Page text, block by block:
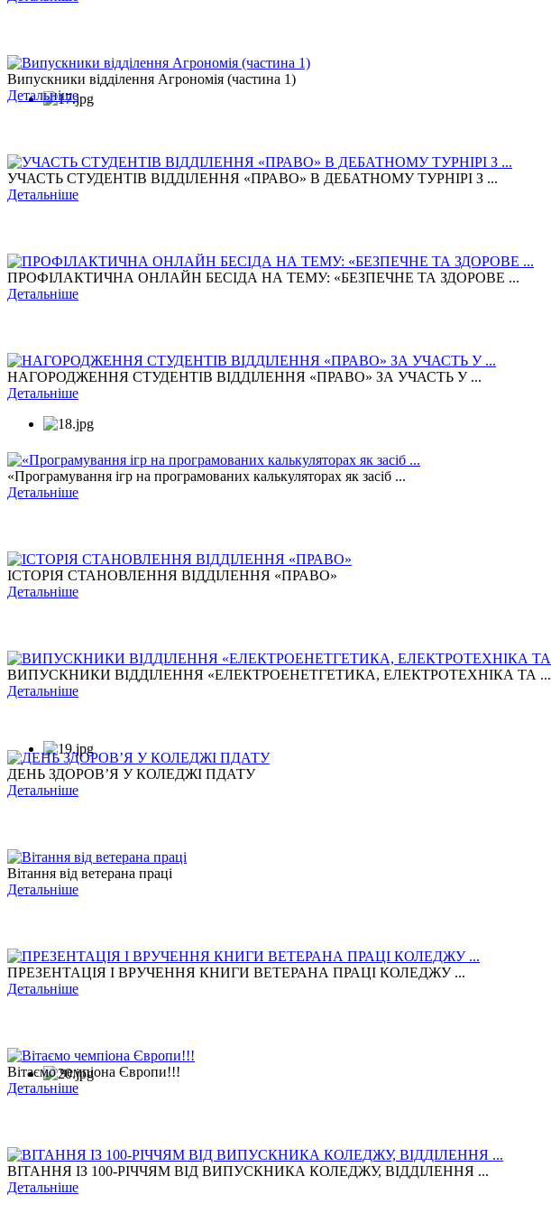
Випускники відділення Агрономія (частина 1)
Детальніше
УЧАСТЬ СТУДЕНТІВ ВІДДІЛЕННЯ «ПРАВО» В ДЕБАТНОМУ ТУРНІРІ З ...
Детальніше
ПРОФІЛАКТИЧНА ОНЛАЙН БЕСІДА НА ТЕМУ: «БЕЗПЕЧНЕ ТА ЗДОРОВЕ ...
Детальніше
НАГОРОДЖЕННЯ СТУДЕНТІВ ВІДДІЛЕННЯ «ПРАВО» ЗА УЧАСТЬ У ...
Детальніше
«Програмування ігр на програмованих калькуляторах як засіб ...
Детальніше
ІСТОРІЯ СТАНОВЛЕННЯ ВІДДІЛЕННЯ «ПРАВО»
Детальніше
ВИПУСКНИКИ ВІДДІЛЕННЯ «ЕЛЕКТРОЕНЕТГЕТИКА, ЕЛЕКТРОТЕХНІКА ТА ...
Детальніше
ДЕНЬ ЗДОРОВ’Я У КОЛЕДЖІ ПДАТУ
Детальніше
Вітання від ветерана праці
Детальніше
ПРЕЗЕНТАЦІЯ І ВРУЧЕННЯ КНИГИ ВЕТЕРАНА ПРАЦІ КОЛЕДЖУ ...
Детальніше
Вітаємо чемпіона Європи!!!
Детальніше
ВІТАННЯ ІЗ 100-РІЧЧЯМ ВІД ВИПУСКНИКА КОЛЕДЖУ, ВІДДІЛЕННЯ ...
Детальніше